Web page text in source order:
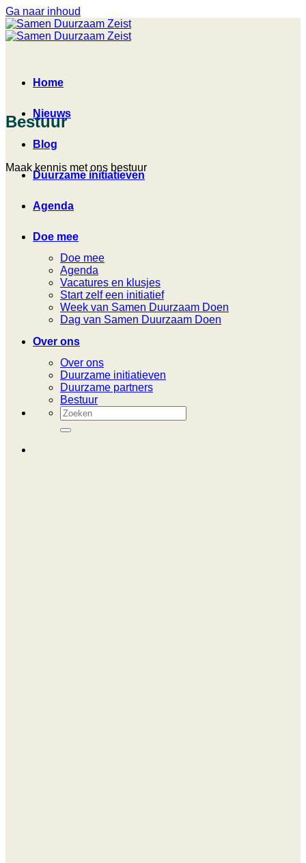
Ga naar inhoud
Home
Nieuws
Blog
Duurzame initiatieven
Agenda
Doe mee
Doe mee
Agenda
Vacatures en klusjes
Start zelf een initiatief
Week van Samen Duurzaam Doen
Dag van Samen Duurzaam Doen
Over ons
Over ons
Duurzame initiatieven
Duurzame partners
Bestuur
Bestuur
Maak kennis met ons bestuur